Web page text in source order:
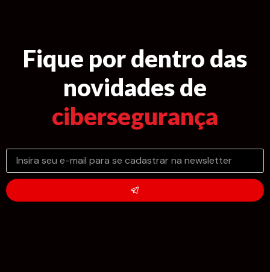
Fique por dentro das
novidades de
cibersegurança